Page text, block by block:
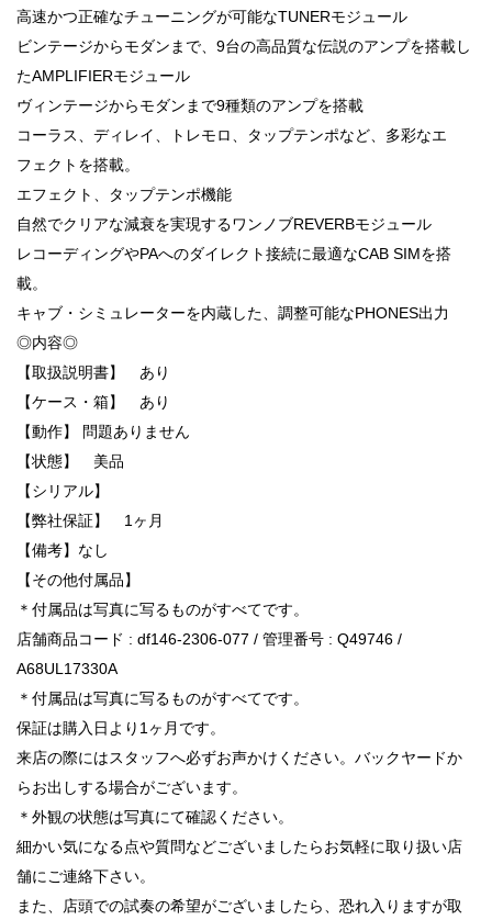
高速かつ正確なチューニングが可能なTUNERモジュール
ビンテージからモダンまで、9台の高品質な伝説のアンプを搭載し
たAMPLIFIERモジュール
ヴィンテージからモダンまで9種類のアンプを搭載
コーラス、ディレイ、トレモロ、タップテンポなど、多彩なエ
フェクトを搭載。
エフェクト、タップテンポ機能
自然でクリアな減衰を実現するワンノブREVERBモジュール
レコーディングやPAへのダイレクト接続に最適なCAB SIMを搭
載。
キャブ・シミュレーターを内蔵した、調整可能なPHONES出力
◎内容◎
【取扱説明書】 あり
【ケース・箱】 あり
【動作】 問題ありません
【状態】 美品
【シリアル】
【弊社保証】 1ヶ月
【備考】なし
【その他付属品】
＊付属品は写真に写るものがすべてです。
店舗商品コード : df146-2306-077 / 管理番号 : Q49746 /
A68UL17330A
＊付属品は写真に写るものがすべてです。
保証は購入日より1ヶ月です。
来店の際にはスタッフへ必ずお声かけください。バックヤードか
らお出しする場合がございます。
＊外観の状態は写真にて確認ください。
細かい気になる点や質問などございましたらお気軽に取り扱い店
舗にご連絡下さい。
また、店頭での試奏の希望がございましたら、恐れ入りますが取